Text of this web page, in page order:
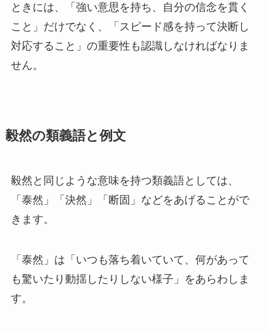
ときには、「強い意思を持ち、自分の信念を貫く
こと」だけでなく、「スピード感を持って決断し
対応すること」の重要性も認識しなければなりま
せん。
毅然の類義語と例文
毅然と同じような意味を持つ類義語としては、
「泰然」「決然」「断固」などをあげることがで
きます。
「泰然」は「いつも落ち着いていて、何があって
も驚いたり動揺したりしない様子」をあらわしま
す。